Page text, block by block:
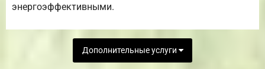
энергоэффективными.
Дополнительные услуги